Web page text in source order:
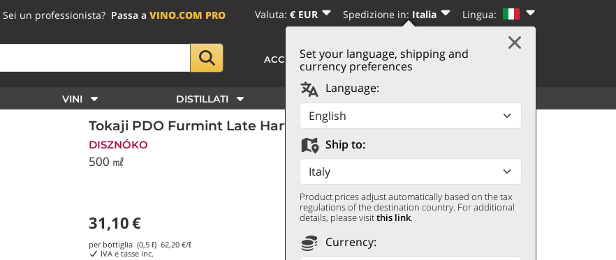
Sei un professionista? Passa aVINO.COM PRO Valuta: € EUR Spedizione in: Italia Lingua:
Set your language, shipping and
currency preferences
Language:
Ship to:
Product prices adjust automatically based on the tax
regulations of the destination country. For additional
details, please visitthis link.
Currency:
ACCEDI | REGISTRATI CARRELLO
VINI DISTILLATI ALTRO
Tokaji PDO Furmint Late Harvest 2021 Disznóko
DISZNÓKO
500 ㎖
31,10€
per bottiglia (0,5 ℓ) 62,20 €/ℓ
IVA e tasse inc.